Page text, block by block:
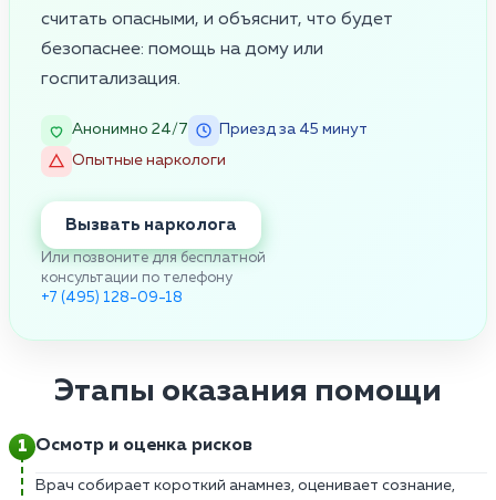
считать опасными, и объяснит, что будет
безопаснее: помощь на дому или
госпитализация.
Анонимно 24/7
Приезд за 45 минут
Опытные наркологи
Вызвать нарколога
Или позвоните для бесплатной
консультации по телефону
+7 (495) 128-09-18
Этапы оказания помощи
Осмотр и оценка рисков
Врач собирает короткий анамнез, оценивает сознание,